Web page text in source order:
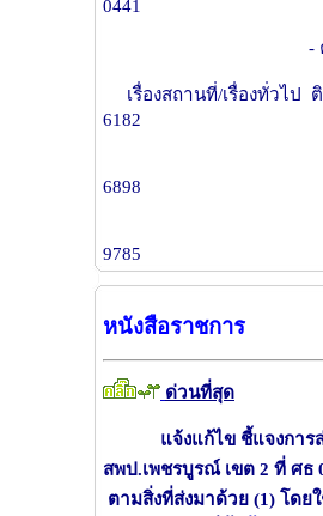
0441
- คุณวีรพันธ์ สห
เรื่องสถานที่/เรื่องทั่วไป
6182
6898
9785
หนังสือราชการ
ด่วนที่สุด
แจ้งแก้ไข ชี้แจงการส่ง
สพป.เพชรบูรณ์ เขต 2 ที่ ศธ
ตามสิ่งที่ส่งมาด้วย (1) โด